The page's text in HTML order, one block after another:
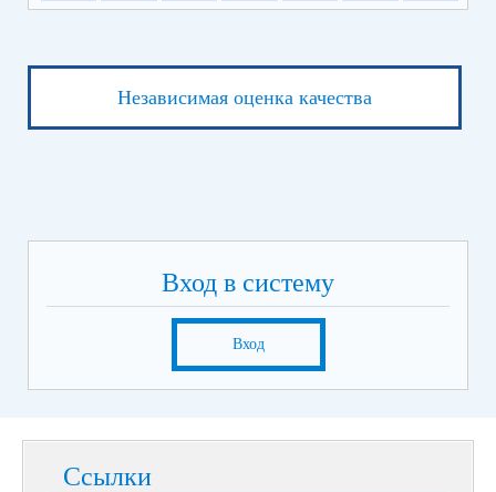
Независимая оценка качества
Вход в систему
Вход
Ссылки